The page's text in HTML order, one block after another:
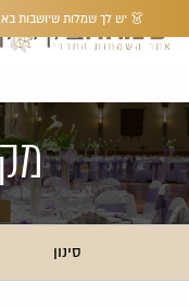
👗 יש לך שמלות שיושבות
סינון